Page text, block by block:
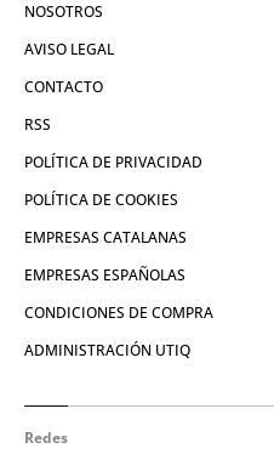
NOSOTROS
AVISO LEGAL
CONTACTO
RSS
POLÍTICA DE PRIVACIDAD
POLÍTICA DE COOKIES
EMPRESAS CATALANAS
EMPRESAS ESPAÑOLAS
CONDICIONES DE COMPRA
ADMINISTRACIÓN UTIQ
Redes